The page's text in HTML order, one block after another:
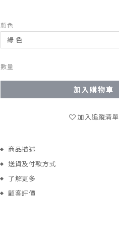
顏色
數量
加入購物車
加入追蹤清單
商品描述
送貨及付款方式
了解更多
顧客評價